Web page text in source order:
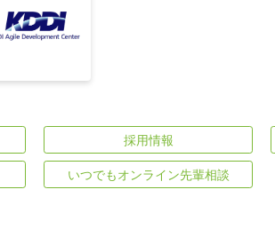
採用情報
いつでもオンライン先輩相談